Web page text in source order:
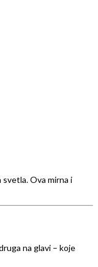
Ova mirna i
na glavi – koje